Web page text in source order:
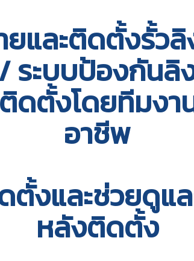
และติดตั้งรั้ว
ระบบป้องกันลิ
ตั้งโดยทีมงา
อาชีพ
งและช่วยดูแ
หลังติดตั้ง